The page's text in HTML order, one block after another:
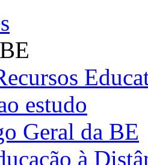
estudo
Geral da BE
à